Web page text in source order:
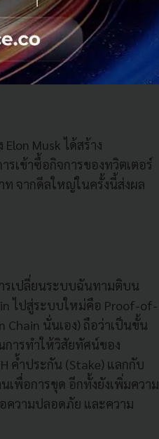
Musk ได้สร้าง
เข้าซื้อกิจการของทวิตเตอร์
จากดีลใหญ่ในครั้งนี้ส่งผล
ารเปลี่ยนระบบฉันทามติบน
ไปสู่ระบบใหม่คือ Proof-of-
Chain นั่นเอง) ถือว่าเป็นขั้น
การทำให้วิสัยทัศน์ของ
ค้ำประกัน (Stake) แลกกับ
เพื่อการขุด อีกทั้งยังเพิ่มความ
ความปลอดภัย และความ